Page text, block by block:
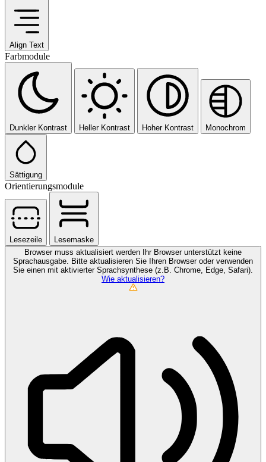
Align Text
Farbmodule
Dunkler Kontrast Heller Kontrast Hoher Kontrast Monochrom
Sättigung
Orientierungsmodule
Lesezeile
Lesemaske
Browser muss aktualisiert werden Ihr Browser unterstützt keine
Sprachausgabe. Bitte aktualisieren Sie Ihren Browser oder verwenden
Sie einen mit aktivierter Sprachsynthese (z.B. Chrome, Edge, Safari).
Wie aktualisieren?